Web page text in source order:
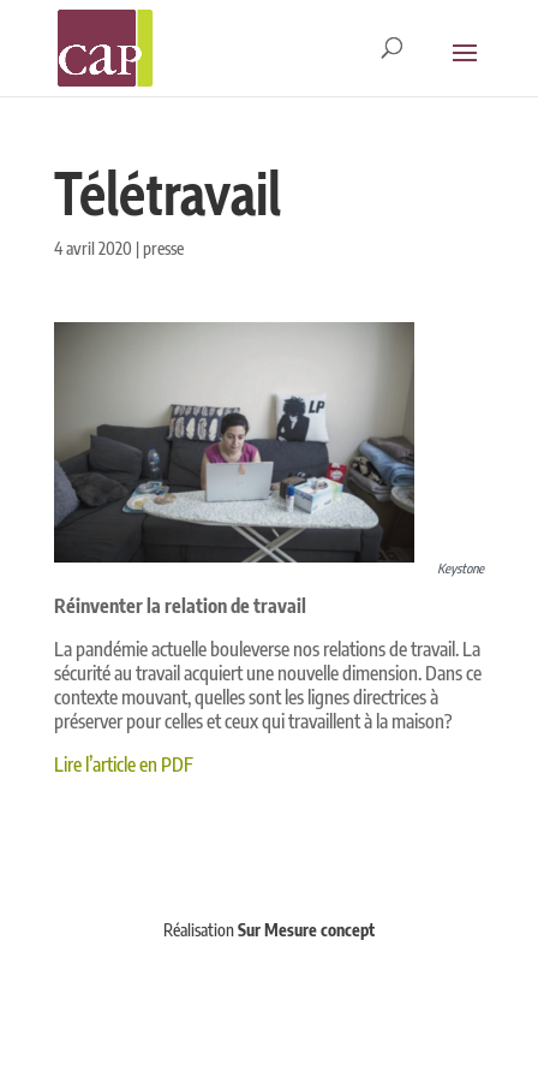
Télétravail
4 avril 2020 |presse
Keystone
Réinventer la relation de travail
La pandémie actuelle bouleverse nos relations de travail. La
sécurité au travail acquiert une nouvelle dimension. Dans ce
contexte mouvant, quelles sont les lignes directrices à
préserver pour celles et ceux qui travaillent à la maison?
Lire l’article en PDF
RéalisationSur Mesure concept